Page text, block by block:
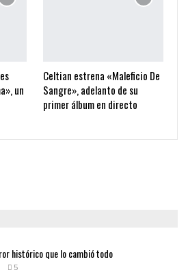
un
Celtian estrena «Maleficio De
Sangre», adelanto de su
primer álbum en directo
histórico que lo cambió todo
5